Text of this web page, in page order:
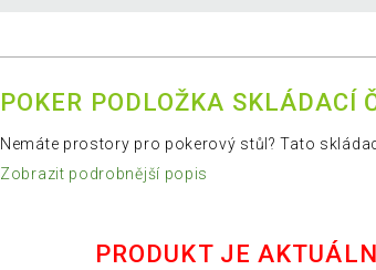
POKER PODLOŽKA SKLÁDACÍ
Nemáte prostory pro pokerový stůl? Tato
Zobrazit podrobnější popis
PRODUKT JE